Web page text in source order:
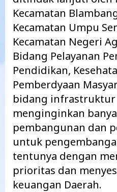
Kecamatan
Kecamatan Umpu
Kecamatan Negeri
Bidang Pelayanan
Pendidikan,
Pemberdyaan
bidang infrastruktur
menginginkan
pembangunan dan
untuk
tentunya dengan
prioritas dan
keuangan Daerah.